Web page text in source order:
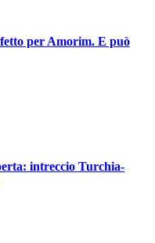
per Amorim. E può
intreccio Turchia-